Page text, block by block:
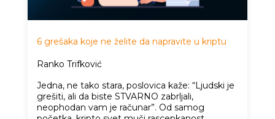
6 grešaka koje ne želite da napravite u kriptu
Ranko Trifković
Jedna, ne tako stara, poslovica kaže: “Ljudski je
grešiti, ali da biste STVARNO zabrljali,
neophodan vam je računar”. Od samog